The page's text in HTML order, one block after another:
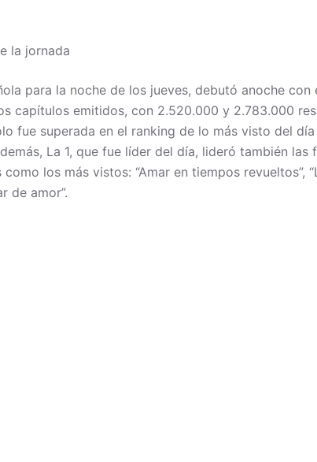
la jornada
para la noche de los jueves, debutó anoche
capítulos emitidos, con 2.520.000 y 2.783.000
fue superada en el ranking de lo más visto del
La 1, que fue líder del día, lideró también las
los más vistos: “Amar en tiempos revueltos”,
de amor”.